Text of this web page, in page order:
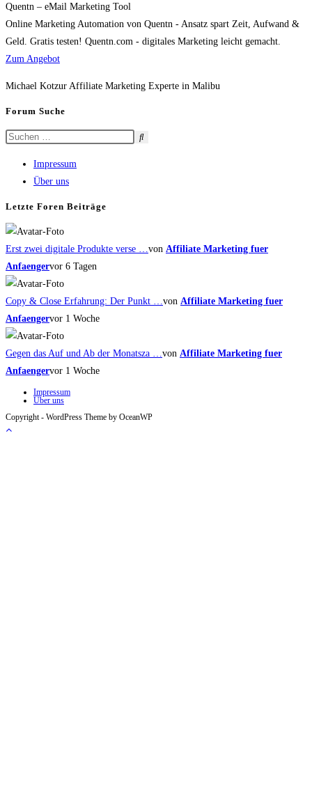
Quentn – eMail Marketing Tool
Online Marketing Automation von Quentn - Ansatz spart Zeit, Aufwand &
Geld. Gratis testen! Quentn.com - digitales Marketing leicht gemacht.
Zum Angebot
Michael Kotzur Affiliate Marketing Experte in Malibu
Forum Suche
Impressum
Über uns
Letzte Foren Beiträge
Erst zwei digitale Produkte verse …von Affiliate Marketing fuer
Anfaengervor 6 Tagen
Copy & Close Erfahrung: Der Punkt …von Affiliate Marketing fuer
Anfaengervor 1 Woche
Gegen das Auf und Ab der Monatsza …von Affiliate Marketing fuer
Anfaengervor 1 Woche
Impressum
Über uns
Copyright - WordPress Theme by OceanWP